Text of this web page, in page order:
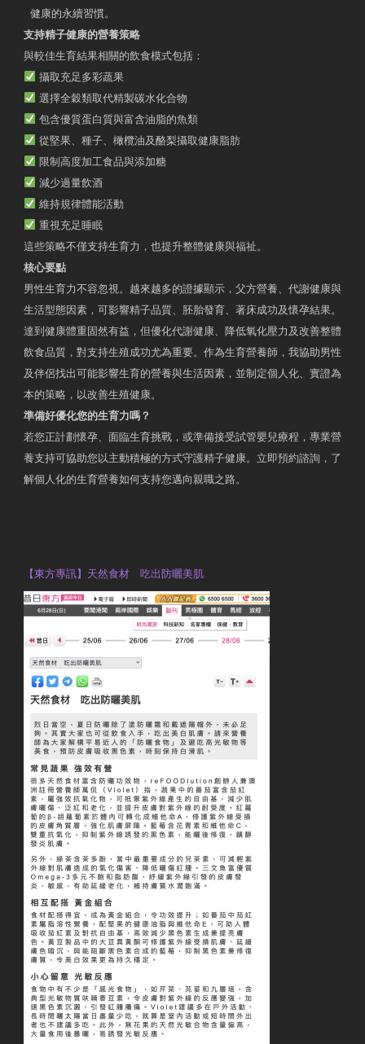
健康的永續習慣。
支持精子健康的營養策略
與較佳生育結果相關的飲食模式包括：
攝取充足多彩蔬果
選擇全穀類取代精製碳水化合物
包含優質蛋白質與富含油脂的魚類
從堅果、種子、橄欖油及酪梨攝取健康脂肪
限制高度加工食品與添加糖
減少過量飲酒
維持規律體能活動
重視充足睡眠
這些策略不僅支持生育力，也提升整體健康與福祉。
核心要點
男性生育力不容忽視。越來越多的證據顯示，父方營養、代謝健康與
生活型態因素，可影響精子品質、胚胎發育、著床成功及懷孕結果。
達到健康體重固然有益，但優化代謝健康、降低氧化壓力及改善整體
飲食品質，對支持生殖成功尤為重要。作為生育營養師，我協助男性
及伴侶找出可能影響生育的營養與生活因素，並制定個人化、實證為
本的策略，以改善生殖健康。
準備好優化您的生育力嗎？
若您正計劃懷孕、面臨生育挑戰，或準備接受試管嬰兒療程，專業營
養支持可協助您以主動積極的方式守護精子健康。立即預約諮詢，了
解個人化的生育營養如何支持您邁向親職之路。
【東方專訊】天然食材 吃出防曬美肌